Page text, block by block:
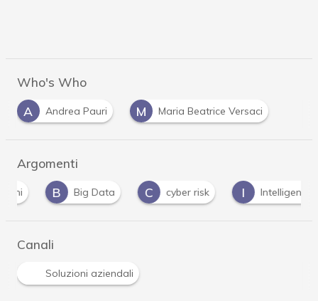
Who's Who
A
Andrea Pauri M Maria Beatrice Versaci
Argomenti
B
Big Data C cyber risk I Intelligenza
Canali
Soluzioni aziendali